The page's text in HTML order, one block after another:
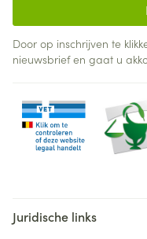
Door op inschrijven te
nieuwsbrief en gaat u
Juridische links